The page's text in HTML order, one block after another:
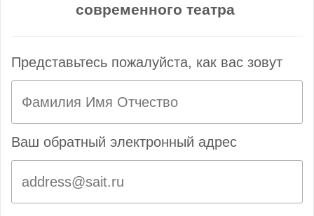
современного театра
Представьтесь пожалуйста, как вас зовут
Ваш обратный электронный адрес